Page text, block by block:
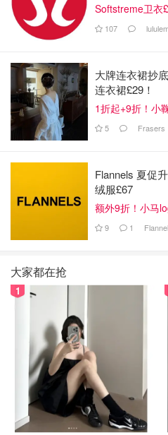
大概一小时左右就呈浓稠状态
装近消毒过的瓶子放入冰箱冷藏
Softstreme卫衣
107
大牌连衣裙抄
连衣裙£29！
1折起+9折！小
5 Frasers
Flannels 夏促
绒服£67
额外9折！小马
9 1
大家都在抢
1